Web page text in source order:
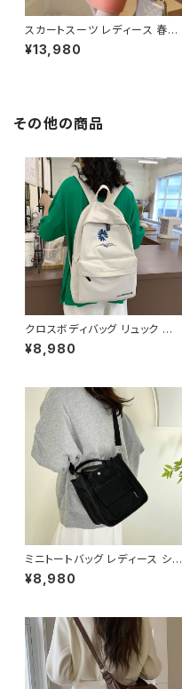
スカートスーツ レディース 春夏
秋冬 春 夏 秋 冬 スーツ 上下セ
ット 2点セット ジャケット ミニ 半
ニスカートスーツ ミニ丈 OL オ
園式 お呼ばれ イエロー ピンク
オレンジ 10代 20代 30代 40
代 C-WAW1064
¥13,980
その他の商品
クロスボディバッグ リュック バッ
クパック デイパック レディース
メンズ 男女兼用 軽量 大容量 通
ナイロン素材 無地 シンプル 5
色展開 ブラック ブルー グリーン
ピンク ホワイト ワンサイズ K-B
0262
¥8,980
ミニトートバッグ レディース ショ
ルダーバッグ キャンバスバッグ 2
WAYバッグ カジュアルバッグ 韓
¥8,980